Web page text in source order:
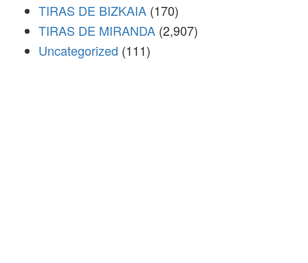
TIRAS DE BIZKAIA (170)
TIRAS DE MIRANDA (2,907)
Uncategorized (111)